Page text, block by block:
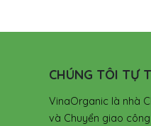
CHÚNG TÔI TỰ
VinaOrganic là nhà
và Chuyển giao